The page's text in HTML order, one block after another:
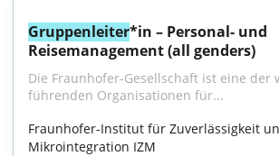
Gruppenleiter*in – Personal- und
Reisemanagement (all genders)
Die Fraunhofer-Gesellschaft ist eine der
führenden Organisationen für...
Fraunhofer-Institut für Zuverlässigkeit
Mikrointegration IZM